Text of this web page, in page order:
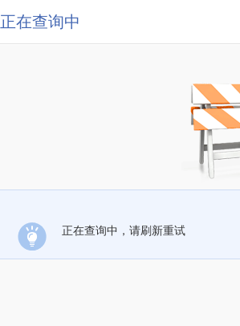
正在查询中
正在查询中，请刷新重试